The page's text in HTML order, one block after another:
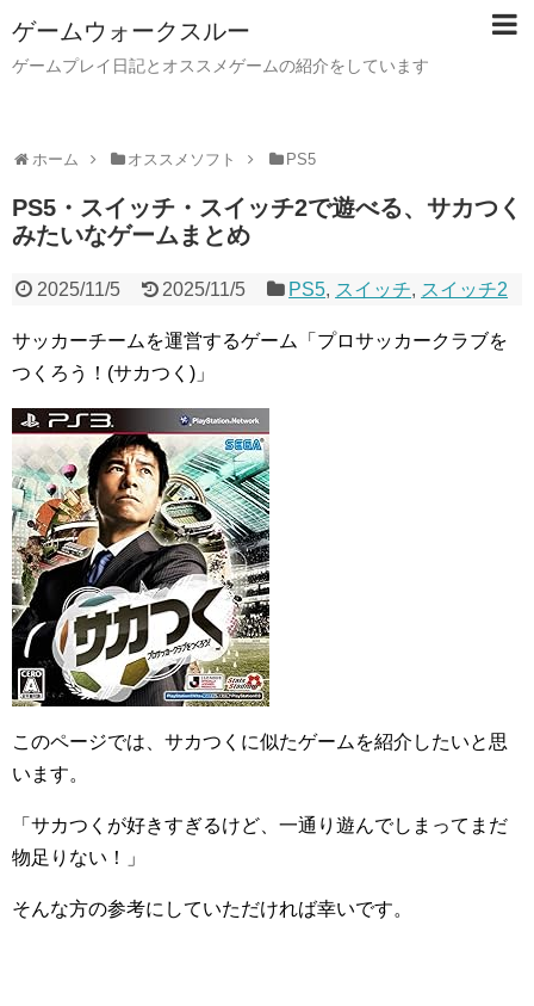
ゲームウォークスルー
ゲームプレイ日記とオススメゲームの紹介をしています
ホーム オススメソフト PS5
PS5・スイッチ・スイッチ2で遊べる、サカつく
みたいなゲームまとめ
2025/11/5 2025/11/5 PS5, スイッチ, スイッチ2
サッカーチームを運営するゲーム「プロサッカークラブを
つくろう！(サカつく)」
このページでは、サカつくに似たゲームを紹介したいと思
います。
「サカつくが好きすぎるけど、一通り遊んでしまってまだ
物足りない！」
そんな方の参考にしていただければ幸いです。